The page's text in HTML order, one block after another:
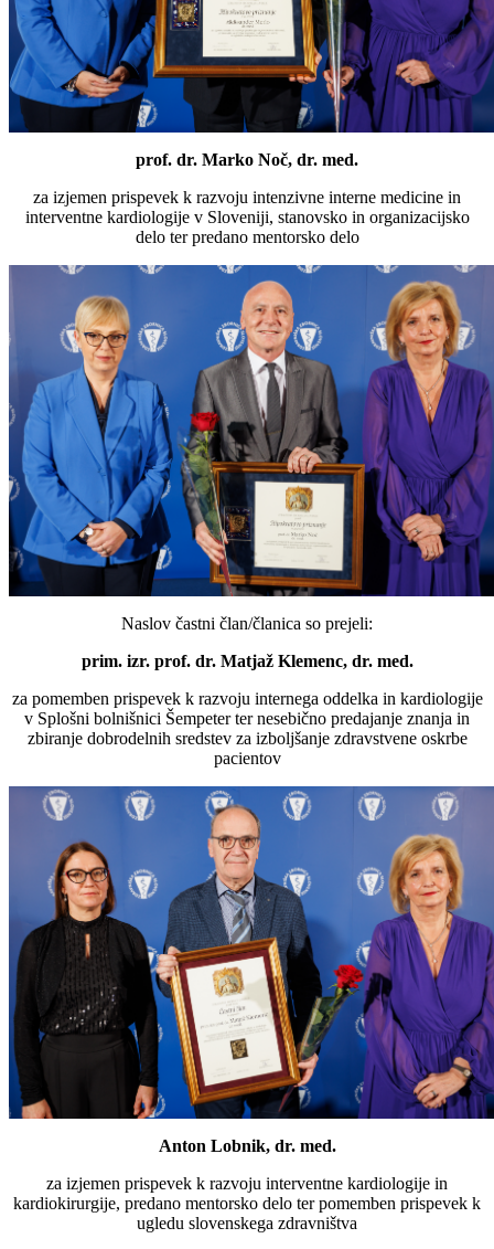
prof. dr. Marko Noč, dr. med.
za izjemen prispevek k razvoju intenzivne interne medicine in
interventne kardiologije v Sloveniji, stanovsko in organizacijsko
delo ter predano mentorsko delo
Naslov častni član/članica so prejeli:
prim. izr. prof. dr. Matjaž Klemenc, dr. med.
za pomemben prispevek k razvoju internega oddelka in kardiologije
v Splošni bolnišnici Šempeter ter nesebično predajanje znanja in
zbiranje dobrodelnih sredstev za izboljšanje zdravstvene oskrbe
pacientov
Anton Lobnik, dr. med.
za izjemen prispevek k razvoju interventne kardiologije in
kardiokirurgije, predano mentorsko delo ter pomemben prispevek k
ugledu slovenskega zdravništva